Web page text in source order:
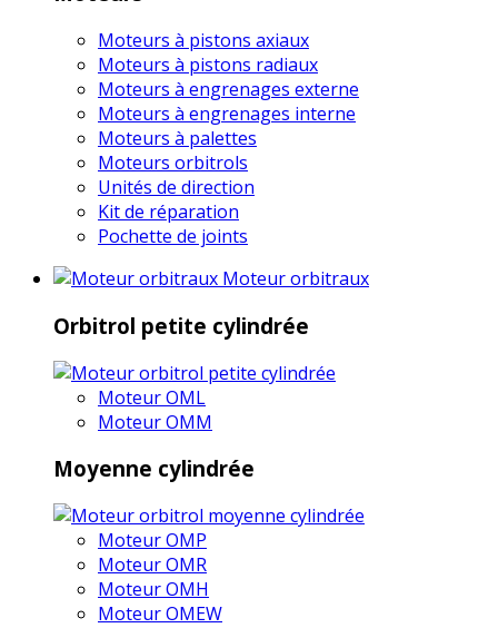
Moteurs à pistons axiaux
Moteurs à pistons radiaux
Moteurs à engrenages externe
Moteurs à engrenages interne
Moteurs à palettes
Moteurs orbitrols
Unités de direction
Kit de réparation
Pochette de joints
Moteur orbitraux
Orbitrol petite cylindrée
Moteur OML
Moteur OMM
Moyenne cylindrée
Moteur OMP
Moteur OMR
Moteur OMH
Moteur OMEW